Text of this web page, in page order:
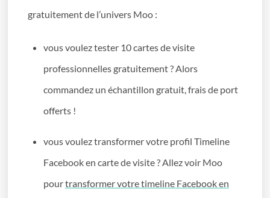
gratuitement de l’univers Moo :
vous voulez tester 10 cartes de visite
professionnelles gratuitement ? Alors
commandez un échantillon gratuit, frais de port
offerts !
vous voulez transformer votre profil Timeline
Facebook en carte de visite ? Allez voir Moo
pourtransformer votre timeline Facebook en